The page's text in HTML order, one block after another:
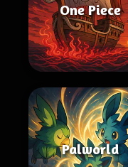
One Piece
Palworld